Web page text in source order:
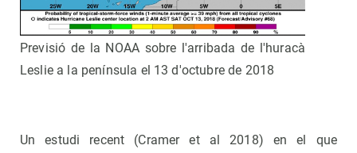
Previsió de la NOAA sobre l'arribada de l'huracà
Leslie a la península el 13 d'octubre de 2018
Un estudi recent (Cramer et al 2018) en el que